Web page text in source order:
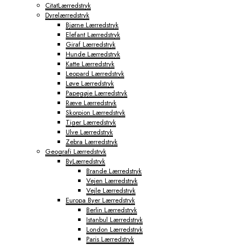
CitatLærredstryk
Dyrelærredstryk
Bjørne Lærredstryk
Elefant Lærredstryk
Giraf Lærredstryk
Hunde Lærredstryk
Katte Lærredstryk
Leopard Lærredstryk
Løve Lærredstryk
Papegøje Lærredstryk
Ræve Lærredstryk
Skorpion Lærredstryk
Tiger Lærredstryk
Ulve Lærredstryk
Zebra Lærredstryk
Geografi Lærredstryk
ByLærredstryk
Brande Lærredstryk
Vejen Lærredstryk
Vejle Lærredstryk
Europa Byer Lærredstryk
Berlin Lærredstryk
Istanbul Lærredstryk
London Lærredstryk
Paris Lærredstryk